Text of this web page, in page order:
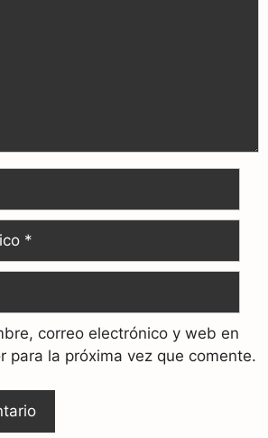
correo electrónico y web en
para la próxima vez que comente.